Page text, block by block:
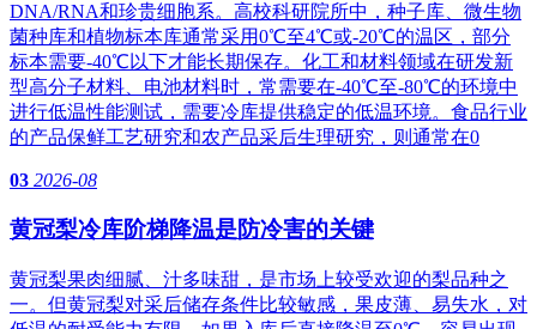
DNA/RNA和珍贵细胞系。高校科研院所中，种子库、微生物
菌种库和植物标本库通常采用0℃至4℃或-20℃的温区，部分
标本需要-40℃以下才能长期保存。化工和材料领域在研发新
型高分子材料、电池材料时，常需要在-40℃至-80℃的环境中
进行低温性能测试，需要冷库提供稳定的低温环境。食品行业
的产品保鲜工艺研究和农产品采后生理研究，则通常在0
03 2026-08
黄冠梨冷库阶梯降温是防冷害的关键
黄冠梨果肉细腻、汁多味甜，是市场上较受欢迎的梨品种之
一。但黄冠梨对采后储存条件比较敏感，果皮薄、易失水，对